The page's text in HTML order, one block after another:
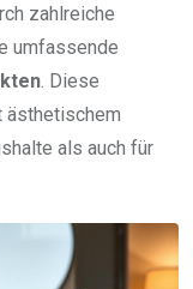
zahlreiche
umfassende
. Diese
ästhetischem
als auch für